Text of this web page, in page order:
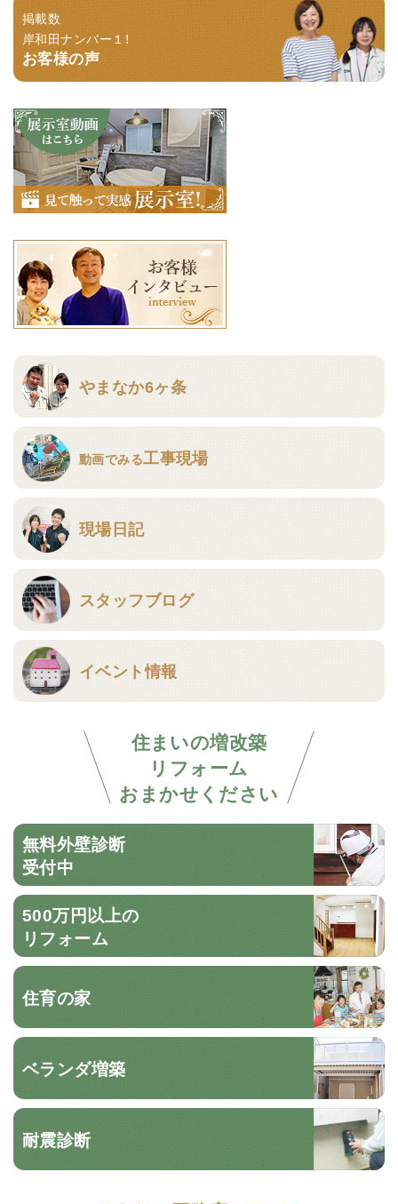
掲載数
岸和田ナンバー１！
お客様の声
やまなか6ヶ条
動画でみる工事現場
現場日記
スタッフブログ
イベント情報
住まいの増改築
リフォーム
おまかせください
無料外壁診断
受付中
500万円以上の
リフォーム
住育の家
ベランダ増築
耐震診断